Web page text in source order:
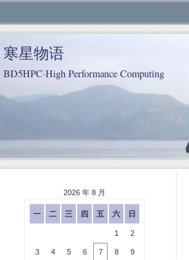
寒星物语
BD5HPC·High Performance Computing
2026 年 8 月
一 二 三 四 五 六 日
1 2
3 4 5 6 7 8 9